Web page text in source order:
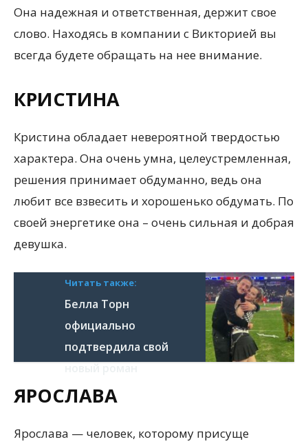
Она надежная и ответственная, держит свое
слово. Находясь в компании с Викторией вы
всегда будете обращать на нее внимание.
КРИСТИНА
Кристина обладает невероятной твердостью
характера. Она очень умна, целеустремленная,
решения принимает обдуманно, ведь она
любит все взвесить и хорошенько обдумать. По
своей энергетике она – очень сильная и добрая
девушка.
Читать также:
Белла Торн
официально
подтвердила свой
ЯРОСЛАВА
Ярослава — человек, которому присуще